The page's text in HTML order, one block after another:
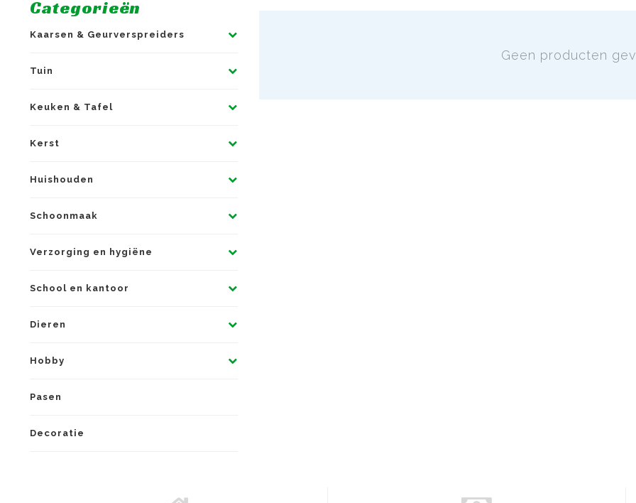
Categorieën
Kaarsen & Geurverspreiders
Tuin
Keuken & Tafel
Kerst
Huishouden
Schoonmaak
Verzorging en hygiëne
School en kantoor
Dieren
Hobby
Pasen
Decoratie
Geen producten